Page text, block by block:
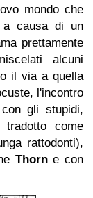
mondo che
a causa di un
prettamente
alcuni
il via a quella
l'incontro
gli stupidi,
come
rattodonti),
Thorne con